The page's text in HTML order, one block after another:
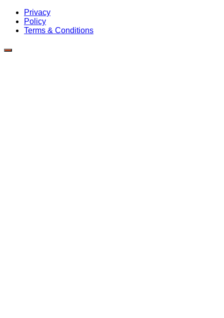
Privacy
Policy
Terms & Conditions